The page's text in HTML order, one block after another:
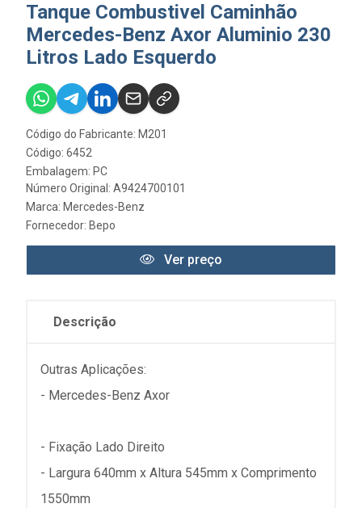
Tanque Combustivel Caminhão
Mercedes-Benz Axor Aluminio 230
Litros Lado Esquerdo
Código do Fabricante: M201
Código: 6452
Embalagem: PC
Número Original: A9424700101
Marca: Mercedes-Benz
Fornecedor: Bepo
Ver preço
Descrição
Outras Aplicações:
- Mercedes-Benz Axor
- Fixação Lado Direito
- Largura 640mm x Altura 545mm x Comprimento
1550mm